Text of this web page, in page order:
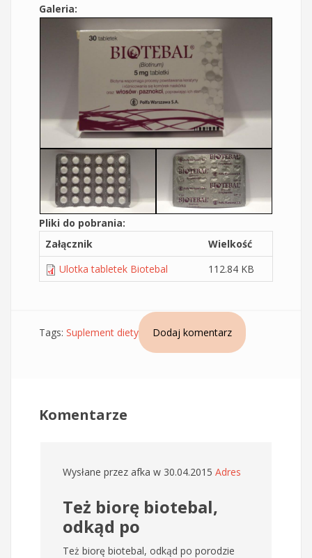
Galeria:
Pliki do pobrania:
Załącznik
Wielkość
Ulotka tabletek Biotebal
112.84 KB
Tags: Suplement diety Dodaj komentarz
Komentarze
Wysłane przez afka w 30.04.2015 Adres
Też biorę biotebal,
odkąd po
Też biorę biotebal, odkąd po porodzie